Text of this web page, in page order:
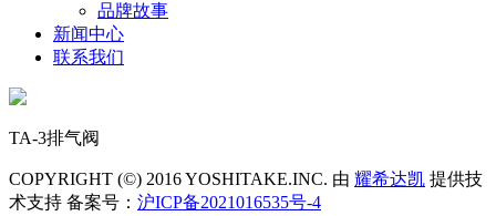
品牌故事
新闻中心
联系我们
TA-3排气阀
COPYRIGHT (©) 2016 YOSHITAKE.INC. 由 耀希达凯 提供技
术支持 备案号： 沪ICP备2021016535号-4